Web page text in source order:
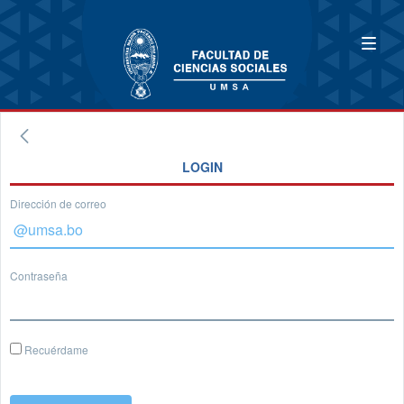
LOGIN
Dirección de correo
Contraseña
Recuérdame